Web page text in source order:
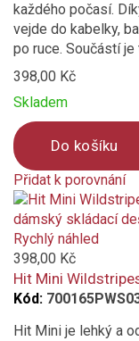
každého počasí.
vejde do kabelky,
po ruce. Součástí
398,00 Kč
Skladem
Do košíku
Přidat k porovnání
Product
is
added
to
compare
Rychlý náhled
398,00 Kč
Hit Mini
Kód:
Hit Mini je lehký a